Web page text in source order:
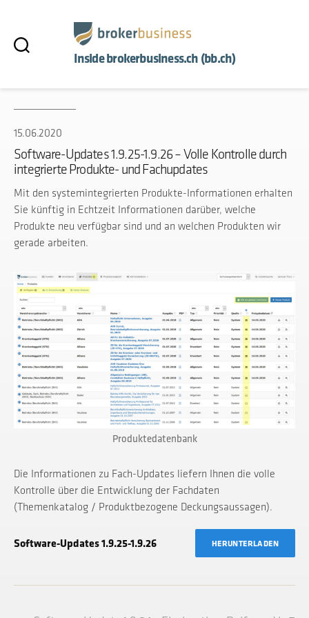
Inside brokerbusiness.ch (bb.ch)
15.06.2020
Software-Updates 1.9.25-1.9.26 – Volle Kontrolle durch
integrierte Produkte- und Fachupdates
Mit den systemintegrierten Produkte-Informationen erhalten
Sie künftig in Echtzeit Informationen darüber, welche
Produkte neu verfügbar sind und an welchen Produkten wir
gerade arbeiten.
Produktedatenbank
Die Informationen zu Fach-Updates liefern Ihnen die volle
Kontrolle über die Entwicklung der Fachdaten
(Themenkatalog / Produktbezogene Deckungsaussagen).
Software-Updates 1.9.25-1.9.26 HERUNTERLADEN